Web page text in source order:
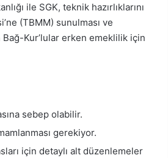
ile SGK, teknik hazırlıklarını
(TBMM) sunulması ve
Bağ-Kur’lular erken emeklilik için
sebep olabilir.
gerekiyor.
için detaylı alt düzenlemeler